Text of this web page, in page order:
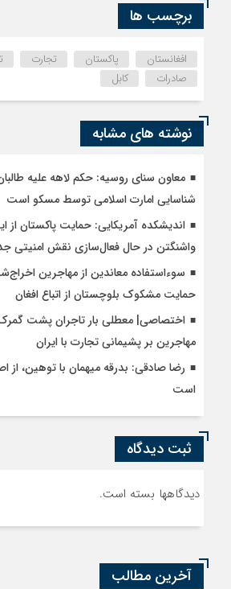
برچسب ها
افغانستان پاکستان تجارت
صادرات
کابل
نوشته های مشابه
معاون سنای روسیه: حکم لاهه علیه
شناسایی امارت اسلامی توسط مسکو است
اندیشکده آمریکایی: حمایت پاکستان از
واشنگتن در حال فعال‌سازی نقش امنیتی
سوءاستفاده معاندین از مهاجرین
حمایت مشکوک بلوچستان از اتباع افغان
اختصاصی| معطلی بار تاجران پشت گمرک
مهاجرین بر پشیمانی تجارت با ایران
رضا صادقی: بدرقه میهمان با توهین، از
است
ثبت دیدگاه
دیدگاهها بسته است.
آخرین مطالب